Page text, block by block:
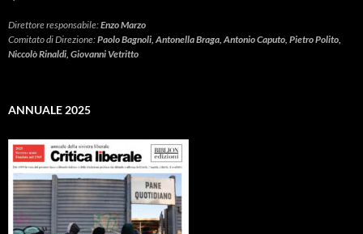
Direttore responsabile:Enzo Marzo
Comitato di Direzione:Paolo Bagnoli, Antonella Braga, Antonio Caputo, Pietro Polito,
Niccolò Rinaldi, Giovanni Vetritto
ANNUALE 2025